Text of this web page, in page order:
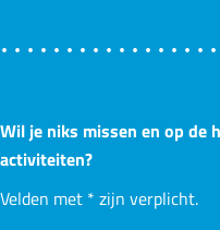
Wil je niks missen en op de
activiteiten?
Velden met * zijn verplicht.